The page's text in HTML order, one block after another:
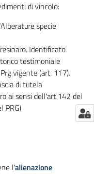
di vincolo:
specie
Identificato
testimoniale
vigente (art. 117).
di tutela
ai sensi dell'art.142 del
PRG)
l'alienazione